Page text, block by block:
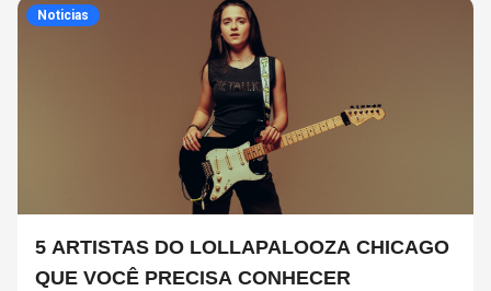
Noticias
5 ARTISTAS DO LOLLAPALOOZA CHICAGO
QUE VOCÊ PRECISA CONHECER